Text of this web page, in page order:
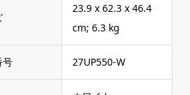
‎23.9 x 62.3 x 46.4
cm; 6.3 kg
号 ‎27UP550-W